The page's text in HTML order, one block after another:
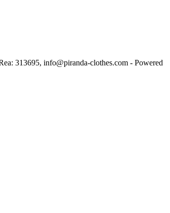
313695, info@piranda-clothes.com - Powered